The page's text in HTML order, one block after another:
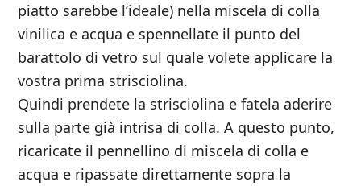
piatto sarebbe l’ideale) nella miscela di colla
vinilica e acqua e spennellate il punto del
barattolo di vetro sul quale volete applicare la
vostra prima strisciolina.
Quindi prendete la strisciolina e fatela aderire
sulla parte già intrisa di colla. A questo punto,
ricaricate il pennellino di miscela di colla e
acqua e ripassate direttamente sopra la